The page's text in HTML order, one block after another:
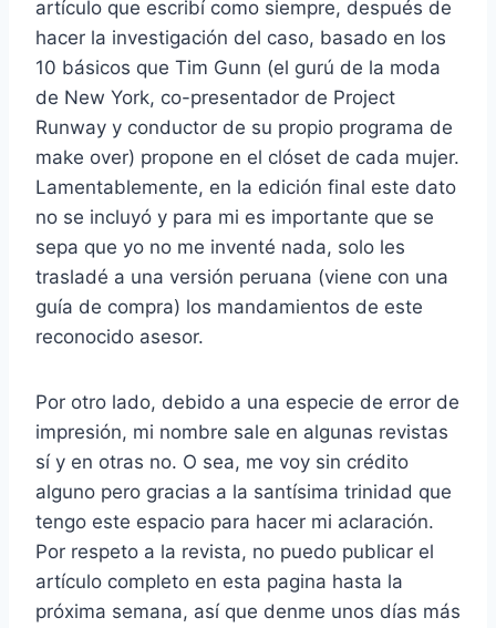
artículo que escribí como siempre, después de
hacer la investigación del caso, basado en los
10 básicos que Tim Gunn (el gurú de la moda
de New York, co-presentador de Project
Runway y conductor de su propio programa de
make over) propone en el clóset de cada mujer.
Lamentablemente, en la edición final este dato
no se incluyó y para mi es importante que se
sepa que yo no me inventé nada, solo les
trasladé a una versión peruana (viene con una
guía de compra) los mandamientos de este
reconocido asesor.
Por otro lado, debido a una especie de error de
impresión, mi nombre sale en algunas revistas
sí y en otras no. O sea, me voy sin crédito
alguno pero gracias a la santísima trinidad que
tengo este espacio para hacer mi aclaración.
Por respeto a la revista, no puedo publicar el
artículo completo en esta pagina hasta la
próxima semana, así que denme unos días más